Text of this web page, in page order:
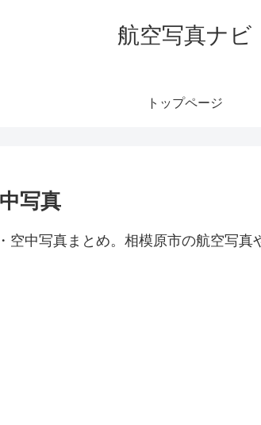
航空写真ナビ
トップページ
写真
中写真まとめ。相模原市の航空写真